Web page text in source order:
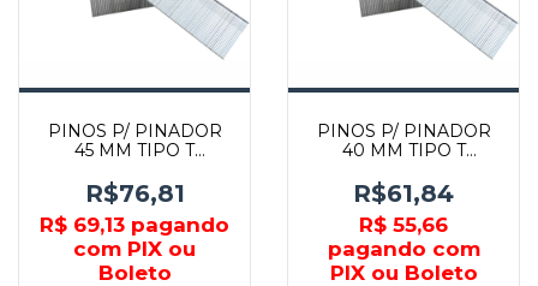
PINOS P/ PINADOR
45 MM TIPO T
PEÇAS - F-33980 -
MAKITA
R$76,81
R$ 69,13 pagando
com PIX ou
Boleto
PINOS P/ PINADOR
40 MM TIPO T
PEÇAS - F-33977 -
MAKITA
R$61,84
R$ 55,66
pagando com
PIX ou Boleto